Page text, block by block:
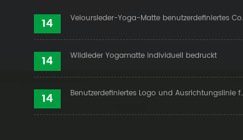
14
14 Wildleder Yogamatte individuell bedruckt
14 Benutzerdefiniertes